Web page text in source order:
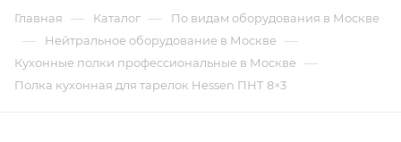
Главная — Каталог — По видам оборудования в Москве
— Нейтральное оборудование в Москве —
Кухонные полки профессиональные в Москве —
Полка кухонная для тарелок Hessen ПНТ 8×3